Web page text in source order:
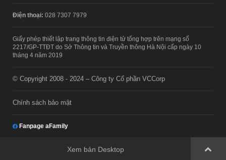
Điện thoại: 028 7307 7979
Giấy phép thiết lập trang thông tin điện tử tổng hợp trên mạng số
2217/GP-TTĐT do Sở Thông tin và Truyền thông Hà Nội cấp ngày 10
tháng 4 năm 2019
© Copyright 2008 - 2024 – Công ty Cổ phần VCCorp
Chính sách bảo mật
Fanpage aFamily
Xem bản Desktop